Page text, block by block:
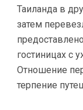
Таиланда в
затем
гостиницах с
Отношение
терпение